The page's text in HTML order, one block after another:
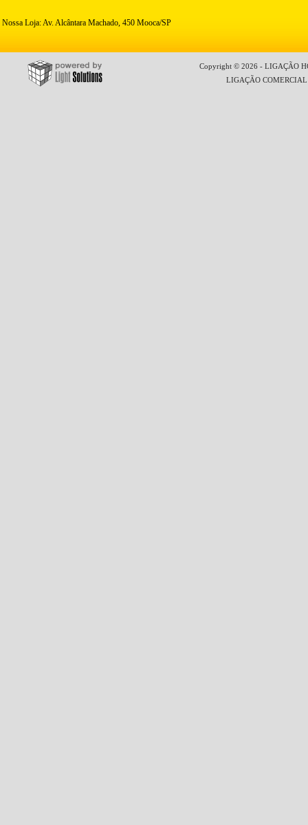
Nossa Loja: Av. Alcântara Machado, 450 Mooca/SP
Copyright © 2026 - LIGAÇÃO
LIGAÇÃO